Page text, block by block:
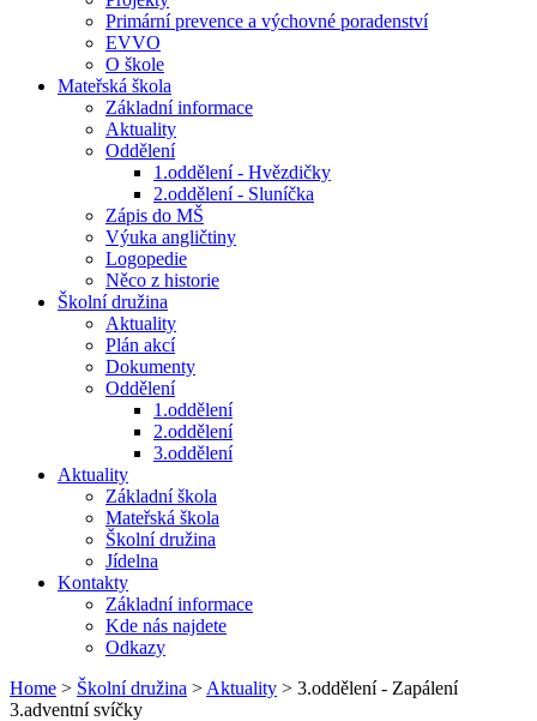
Primární prevence a výchovné poradenství
EVVO
O škole
Mateřská škola
Základní informace
Aktuality
Oddělení
1.oddělení - Hvězdičky
2.oddělení - Sluníčka
Zápis do MŠ
Výuka angličtiny
Logopedie
Něco z historie
Školní družina
Aktuality
Plán akcí
Dokumenty
Oddělení
1.oddělení
2.oddělení
3.oddělení
Aktuality
Základní škola
Mateřská škola
Školní družina
Jídelna
Kontakty
Základní informace
Kde nás najdete
Odkazy
Home > Školní družina > Aktuality > 3.oddělení - Zapálení
3.adventní svíčky